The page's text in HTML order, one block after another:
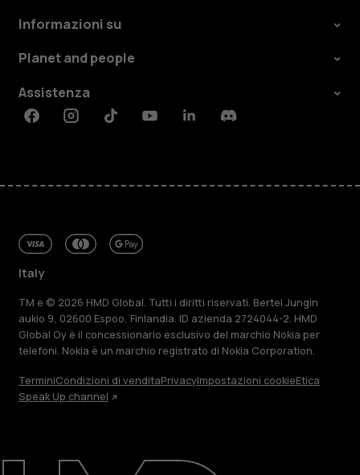
Ripara, riutilizza, ricicla
Informazioni su
Planet and people
Assistenza
FacebookInstagramTiktokYoutubeLinkedinDiscord
Italy
TM e © 2026 HMD Global. Tutti i diritti riservati. Bertel Jungin
aukio 9, 02600 Espoo, Finlandia. ID azienda 2724044-2. HMD
Global Oy è il concessionario esclusivo del marchio Nokia per
telefoni. Nokia è un marchio registrato di Nokia Corporation.
TerminiCondizioni di venditaPrivacyImpostazioni cookieEtica
Speak Up channel